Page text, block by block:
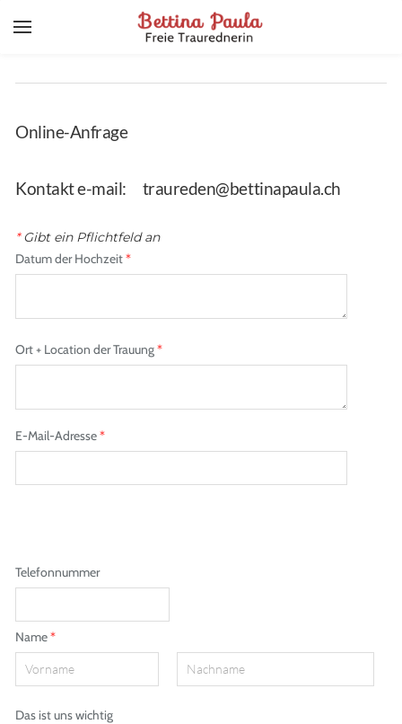
HOME
FREIE TRAUUNGEN
KONTAKT
IMPRESSUM
Online-Anfrage
​Kontakt e-mail: traureden@bettinapaula.ch
*Gibt ein Pflichtfeld an
Datum der Hochzeit*
Ort + Location der Trauung*
E-Mail-Adresse*
Telefonnummer
Name*
Das ist uns wichtig